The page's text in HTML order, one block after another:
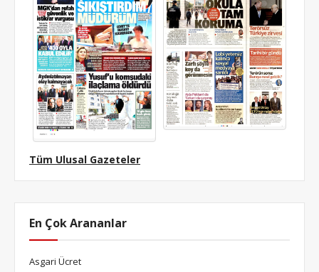
Tüm Ulusal Gazeteler
En Çok Arananlar
Asgari Ücret